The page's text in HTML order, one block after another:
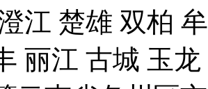
江 楚雄 双柏
丽江 古城 玉